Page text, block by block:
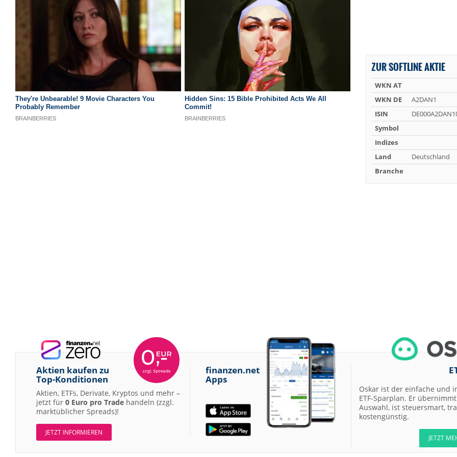
ZUR SOFTLINE AKTIE
WKN AT
WKN DE
A2DAN1
ISIN
Symbol
Indizes
Land
Deutschland
Branche
Aktien kaufen zu
Top-Konditionen
Aktien, ETFs, Derivate, Kryptos und mehr –
jetzt für 0 Euro pro Trade handeln (zzgl.
marktüblicher Spreads)!
JETZT INFORMIEREN
finanzen.net
Apps
Oskar ist der einfache und
ETF-Sparplan. Er
Auswahl, ist steuersmart,
kostengünstig.
JETZT